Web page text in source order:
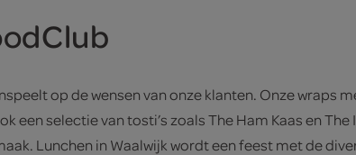
op de wensen van onze klanten. Onze wraps
een selectie van tosti’s zoals The Ham Kaas en
Lunchen in Waalwijk wordt een feest met de